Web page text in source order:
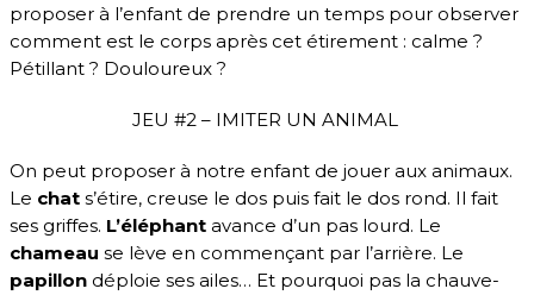
proposer à l’enfant de prendre un temps pour observer
comment est le corps après cet étirement : calme ?
Pétillant ? Douloureux ?
JEU #2 – IMITER UN ANIMAL
On peut proposer à notre enfant de jouer aux animaux.
Le chat s’étire, creuse le dos puis fait le dos rond. Il fait
ses griffes. L’éléphant avance d’un pas lourd. Le
chameau se lève en commençant par l’arrière. Le
papillon déploie ses ailes… Et pourquoi pas la chauve-